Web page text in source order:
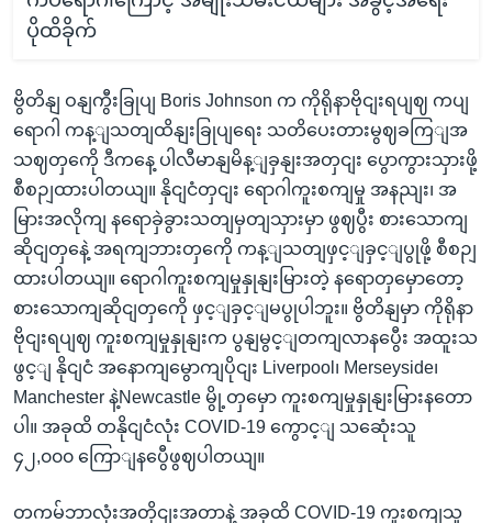
ပိုထိခိုက်
ဗွိတိနျ ဝနျကွီးခြုပျ Boris Johnson က ကိုရိုနာဗိုငျးရပျဈ ကပျ
ရောဂါ ကန့ျသတျထိနျးခြုပျရေး သတိပေးတားမွဈခကြျအ
သဈတှကေို ဒီကနေ့ ပါလီမာနျမိန့ျခှနျးအတှငျး ပွောကွားသှားဖို့
စီစဉျထားပါတယျ။ နိုငျငံတှငျး ရောဂါကူးစကျမှု အနညျး၊ အ
မြားအလိုကျ နရောခှဲခွားသတျမှတျသှားမှာ ဖွဈပွီး စားသောကျ
ဆိုငျတှနေဲ့ အရကျဘားတှကေို ကန့ျသတျဖှင့ျခှင့ျပွုဖို့ စီစဉျ
ထားပါတယျ။ ရောဂါကူးစကျမှုနှုနျးမြားတဲ့ နရောတှမှောတော့
စားသောကျဆိုငျတှကေို ဖှင့ျခှင့ျမပွုပါဘူး။ ဗွိတိနျမှာ ကိုရိုနာ
ဗိုငျးရပျဈ ကူးစကျမှုနှုနျးက ပွနျမွင့ျတကျလာနပွေီး အထူးသ
ဖွင့ျ နိုငျငံ အနောကျမွောကျပိုငျး Liverpool၊ Merseyside၊
Manchester နဲ့Newcastle မွို့တှမှော ကူးစကျမှုနှုနျးမြားနတော
ပါ။ အခုထိ တနိုငျငံလုံး COVID-19 ကွောင့ျ သဆေုံးသူ
၄၂,၀၀၀ ကြောျနပွေီဖွဈပါတယျ။
တကမ်ဘာလုံးအတိုငျးအတာနဲ့ အခုထိ COVID-19 ကူးစကျသူ